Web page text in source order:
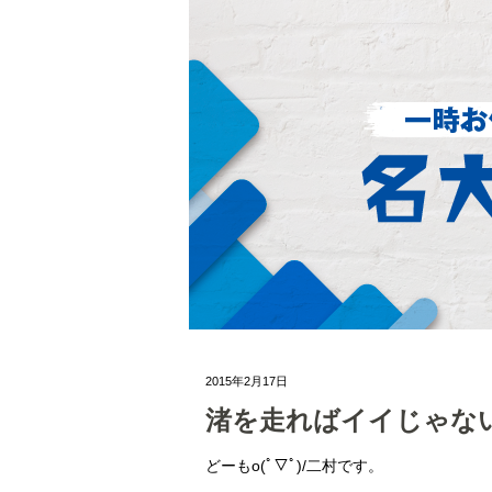
2015年2月17日
渚を走ればイイじゃな
どーもo(ﾟ▽ﾟ)/二村です。